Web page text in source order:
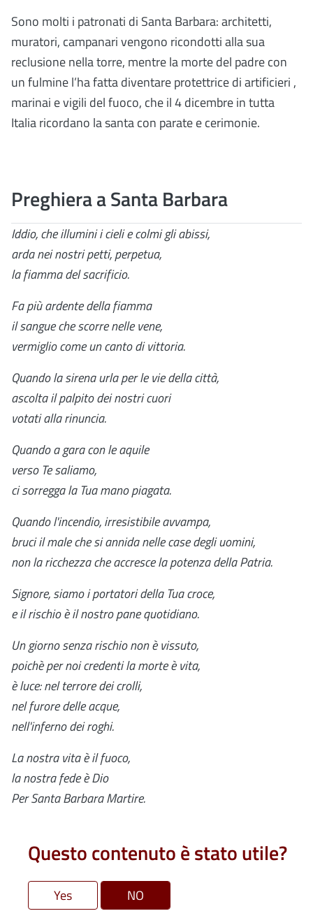
Sono molti i patronati di Santa Barbara: architetti,
muratori, campanari vengono ricondotti alla sua
reclusione nella torre, mentre la morte del padre con
un fulmine l’ha fatta diventare protettrice di artificieri ,
marinai e vigili del fuoco, che il 4 dicembre in tutta
Italia ricordano la santa con parate e cerimonie.
Preghiera a Santa Barbara
Iddio, che illumini i cieli e colmi gli abissi,
arda nei nostri petti, perpetua,
la fiamma del sacrificio.
Fa più ardente della fiamma
il sangue che scorre nelle vene,
vermiglio come un canto di vittoria.
Quando la sirena urla per le vie della città,
ascolta il palpito dei nostri cuori
votati alla rinuncia.
Quando a gara con le aquile
verso Te saliamo,
ci sorregga la Tua mano piagata.
Quando l'incendio, irresistibile avvampa,
bruci il male che si annida nelle case degli uomini,
non la ricchezza che accresce la potenza della Patria.
Signore, siamo i portatori della Tua croce,
e il rischio è il nostro pane quotidiano.
Un giorno senza rischio non è vissuto,
poichè per noi credenti la morte è vita,
è luce: nel terrore dei crolli,
nel furore delle acque,
nell'inferno dei roghi.
La nostra vita è il fuoco,
la nostra fede è Dio
Per Santa Barbara Martire.
Questo contenuto è stato utile?